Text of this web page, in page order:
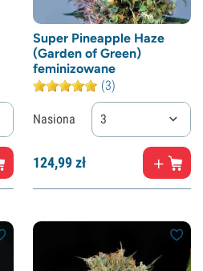
Super Pineapple Haze
(Garden of Green)
feminizowane
(3)
Nasiona 3
124,99zł